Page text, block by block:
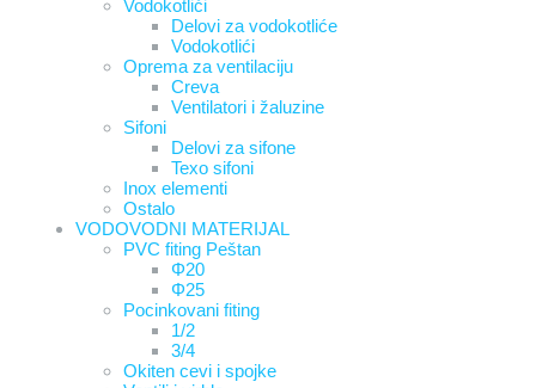
Vodokotlići
Delovi za vodokotliće
Vodokotlići
Oprema za ventilaciju
Creva
Ventilatori i žaluzine
Sifoni
Delovi za sifone
Texo sifoni
Inox elementi
Ostalo
VODOVODNI MATERIJAL
PVC fiting Peštan
Φ20
Φ25
Pocinkovani fiting
1/2
3/4
Okiten cevi i spojke